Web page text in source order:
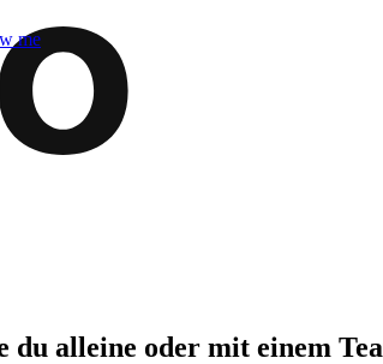
me
alleine oder mit einem